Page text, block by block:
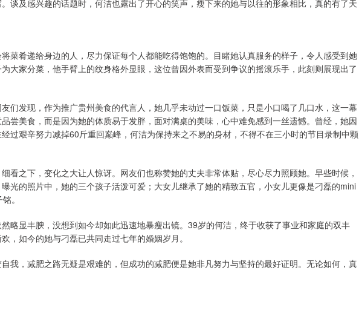
谈及感兴趣的话题时，何洁也露出了开心的笑声，瘦下来的她与以往的形象相比，真的有了天
菜肴递给身边的人，尽力保证每个人都能吃得饱饱的。目睹她认真服务的样子，令人感受到她
大家分菜，他手臂上的纹身格外显眼，这位曾因外表而受到争议的摇滚乐手，此刻则展现出了
们发现，作为推广贵州美食的代言人，她几乎未动过一口饭菜，只是小口喝了几口水，这一幕
尝美食，而是因为她的体质易于发胖，面对满桌的美味，心中难免感到一丝遗憾。曾经，她因
过艰辛努力减掉60斤重回巅峰，何洁为保持来之不易的身材，不得不在三小时的节目录制中颗
看之下，变化之大让人惊讶。网友们也称赞她的丈夫非常体贴，尽心尽力照顾她。早些时候，
光的照片中，她的三个孩子活泼可爱；大女儿继承了她的精致五官，小女儿更像是刁磊的mini
。
略显丰腴，没想到如今却如此迅速地暴瘦出镜。39岁的何洁，终于收获了事业和家庭的双丰
，如今的她与刁磊已共同走过七年的婚姻岁月。
我，减肥之路无疑是艰难的，但成功的减肥便是她非凡努力与坚持的最好证明。无论如何，真